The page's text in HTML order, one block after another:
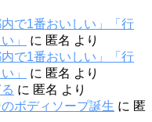
で1番おいしい」「行
」
に 匿名 より
で1番おいしい」「行
」
に 匿名 より
に 匿名 より
ボディソープ誕生 に 匿